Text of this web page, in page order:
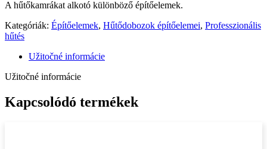
A hűtőkamrákat alkotó különböző építőelemek.
Kategóriák: Építőelemek, Hűtődobozok építőelemei, Professzionális
hűtés
Užitočné informácie
Užitočné informácie
Kapcsolódó termékek